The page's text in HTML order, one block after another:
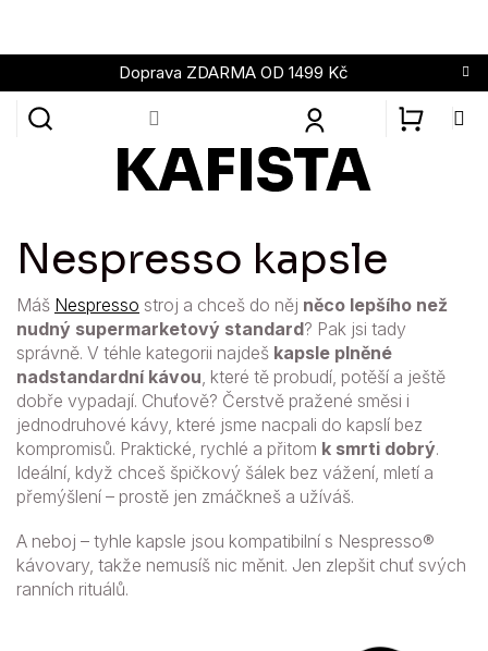
obsah
Doprava ZDARMA OD 1499 Kč
Nespresso kapsle
Máš Nespresso stroj a chceš do něj něco lepšího než
nudný supermarketový standard? Pak jsi tady
správně. V téhle kategorii najdeš kapsle plněné
nadstandardní kávou, které tě probudí, potěší a ještě
dobře vypadají. Chuťově? Čerstvě pražené směsi i
jednodruhové kávy, které jsme nacpali do kapslí bez
kompromisů. Praktické, rychlé a přitom k smrti dobrý.
Ideální, když chceš špičkový šálek bez vážení, mletí a
přemýšlení – prostě jen zmáčkneš a užíváš.
A neboj – tyhle kapsle jsou kompatibilní s Nespresso®
kávovary, takže nemusíš nic měnit. Jen zlepšit chuť svých
ranních rituálů.